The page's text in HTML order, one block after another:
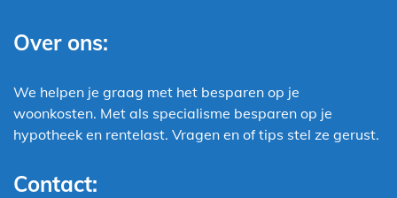
Over ons:
We helpen je graag met het besparen op je
woonkosten. Met als specialisme besparen op je
hypotheek en rentelast. Vragen en of tips stel ze gerust.
Contact: